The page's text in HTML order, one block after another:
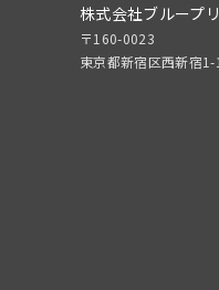
株式会社ブループ
〒160-0023
東京都新宿区西新宿